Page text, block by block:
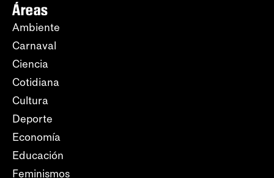
Áreas
Ambiente
Carnaval
Ciencia
Cotidiana
Cultura
Deporte
Economía
Educación
Feminismos